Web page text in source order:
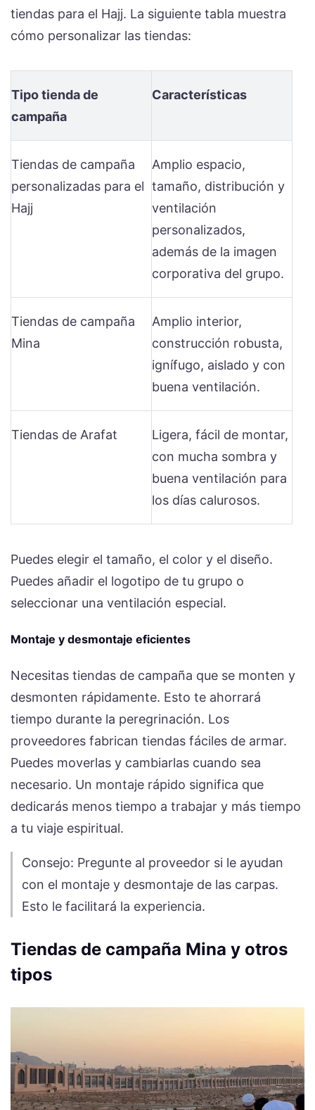
tiendas para el Hajj. La siguiente tabla muestra
cómo personalizar las tiendas:
Tipo tienda de
campaña
Características
Tiendas de campaña
personalizadas para el
Hajj
Amplio espacio,
tamaño, distribución y
ventilación
personalizados,
además de la imagen
corporativa del grupo.
Tiendas de campaña
Mina
Amplio interior,
construcción robusta,
ignífugo, aislado y con
buena ventilación.
Tiendas de Arafat
Ligera, fácil de montar,
con mucha sombra y
buena ventilación para
los días calurosos.
Puedes elegir el tamaño, el color y el diseño.
Puedes añadir el logotipo de tu grupo o
seleccionar una ventilación especial.
Montaje y desmontaje eficientes
Necesitas tiendas de campaña que se monten y
desmonten rápidamente. Esto te ahorrará
tiempo durante la peregrinación. Los
proveedores fabrican tiendas fáciles de armar.
Puedes moverlas y cambiarlas cuando sea
necesario. Un montaje rápido significa que
dedicarás menos tiempo a trabajar y más tiempo
a tu viaje espiritual.
Consejo: Pregunte al proveedor si le ayudan
con el montaje y desmontaje de las carpas.
Esto le facilitará la experiencia.
Tiendas de campaña Mina y otros
tipos